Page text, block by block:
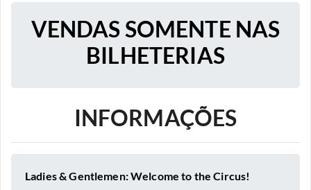
VENDAS SOMENTE NAS
BILHETERIAS
INFORMAÇÕES
Ladies & Gentlemen: Welcome to the Circus!